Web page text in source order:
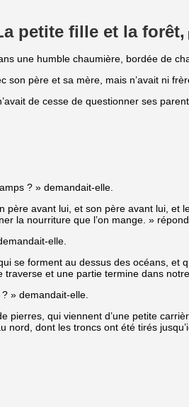
petite fille et la forêt,
une humble chaumière, bordée de
son père et sa mère, mais n’avait ni
de cesse de questionner ses
? » demandait-elle.
père avant lui, et son père avant lui,
la nourriture que l’on mange. »
elle.
se forment au dessus des océans, et
traverse et une partie termine dans
» demandait-elle.
pierres, qui viennent d’une petite
nord, dont les troncs ont été tirés